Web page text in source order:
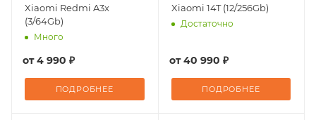
Xiaomi Redmi A3x
(3/64Gb)
Много
от4 990 ₽
ПОДРОБНЕЕ
Xiaomi 14T (12/256Gb)
Достаточно
от40 990 ₽
ПОДРОБНЕЕ